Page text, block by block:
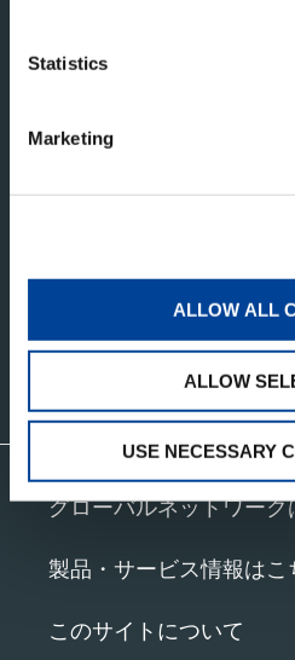
Statistics
Marketing
ALLOW ALL
ALLOW
USE NECESSARY
タダノ・コーポレートサイト
株式会社タダノ
グローバルネットワーク
製品・サービス情報はこ
このサイトについて